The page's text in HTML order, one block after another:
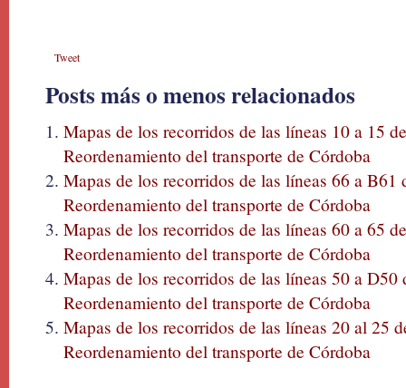
Tweet
Posts más o menos relacionados
Mapas de los recorridos de las líneas 10 a 15
Reordenamiento del transporte de Córdoba
Mapas de los recorridos de las líneas 66 a B61
Reordenamiento del transporte de Córdoba
Mapas de los recorridos de las líneas 60 a 65
Reordenamiento del transporte de Córdoba
Mapas de los recorridos de las líneas 50 a
Reordenamiento del transporte de Córdoba
Mapas de los recorridos de las líneas 20 al 25
Reordenamiento del transporte de Córdoba